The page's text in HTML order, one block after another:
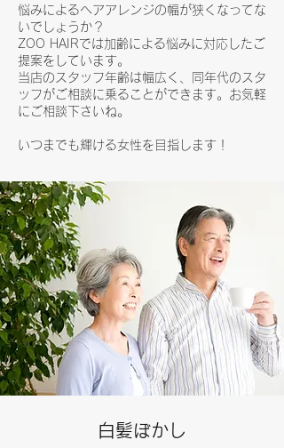
悩みによるヘアアレンジの幅が狭くなってな
いでしょうか？
ZOO HAIRでは加齢による悩みに対応したご
提案をしています。
​当店のスタッフ年齢は幅広く、同年代のスタ
ッフがご相談に乗ることができます。お気軽
にご相談下さいね。
​いつまでも輝ける女性を目指します！
​白髪ぼかし​